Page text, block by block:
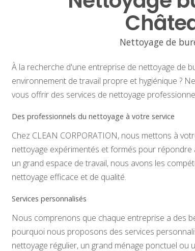
Nettoyage de
À la recherche d'une entreprise de nettoyage de
environnement de travail propre et hygiénique ?
vous offrir des services de nettoyage
Des professionnels du nettoyage à votre service
Chez CLEAN CORPORATION, nous mettons à
nettoyage expérimentés et formés pour
un grand espace de travail, nous avons les
nettoyage efficace et de qualité.
Services personnalisés
Nous comprenons que chaque entreprise a des
pourquoi nous proposons des services
nettoyage régulier, un grand ménage ponctuel